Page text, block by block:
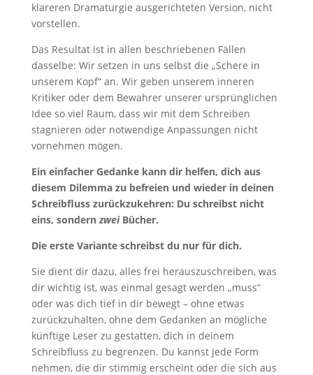
klareren Dramaturgie ausgerichteten Version, nicht
vorstellen.
Das Resultat ist in allen beschriebenen Fällen
dasselbe: Wir setzen in uns selbst die „Schere in
unserem Kopf“ an. Wir geben unserem inneren
Kritiker oder dem Bewahrer unserer ursprünglichen
Idee so viel Raum, dass wir mit dem Schreiben
stagnieren oder notwendige Anpassungen nicht
vornehmen mögen.
Ein einfacher Gedanke kann dir helfen, dich aus
diesem Dilemma zu befreien und wieder in deinen
Schreibfluss zurückzukehren: Du schreibst nicht
eins, sondernzweiBücher.
Die erste Variante schreibst du nur für dich.
Sie dient dir dazu, alles frei herauszuschreiben, was
dir wichtig ist, was einmal gesagt werden „muss“
oder was dich tief in dir bewegt – ohne etwas
zurückzuhalten, ohne dem Gedanken an mögliche
künftige Leser zu gestatten, dich in deinem
Schreibfluss zu begrenzen. Du kannst jede Form
nehmen, die dir stimmig erscheint oder die sich aus